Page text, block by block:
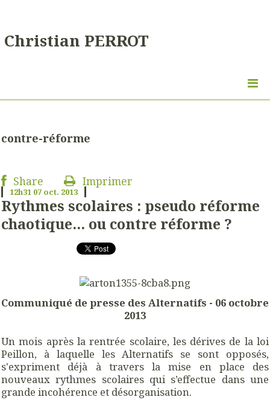
Christian PERROT
contre-réforme
Share Imprimer
12h31 07 oct. 2013
Rythmes scolaires : pseudo réforme
chaotique... ou contre réforme ?
Communiqué de presse des Alternatifs - 06 octobre
2013
Un mois après la rentrée scolaire, les dérives de la loi
Peillon, à laquelle les Alternatifs se sont opposés,
s'expriment déjà à travers la mise en place des
nouveaux rythmes scolaires qui s’effectue dans une
grande incohérence et désorganisation.